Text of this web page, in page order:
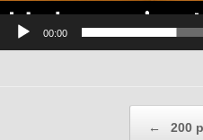
00:00
← 200